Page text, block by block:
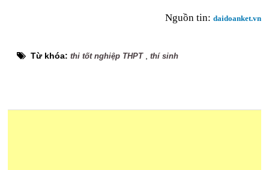
Nguồn tin: daidoanket.vn
Từ khóa:thi tốt nghiệp THPT,thí sinh